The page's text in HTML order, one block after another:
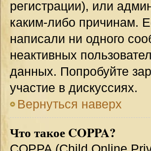
регистрации), или
каким-либо причинам.
написали ни одного
неактивных
данных. Попробуйте
участие в дискуссиях.
Вернуться наверх
Что такое COPPA?